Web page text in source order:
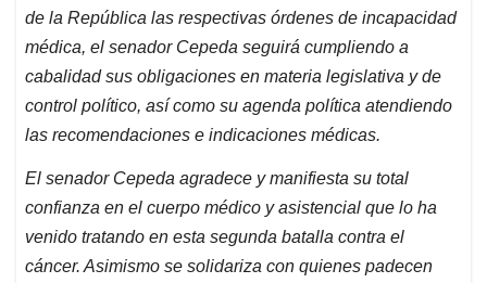
de la República las respectivas órdenes de incapacidad
médica, el senador Cepeda seguirá cumpliendo a
cabalidad sus obligaciones en materia legislativa y de
control político, así como su agenda política atendiendo
las recomendaciones e indicaciones médicas.
El senador Cepeda agradece y manifiesta su total
confianza en el cuerpo médico y asistencial que lo ha
venido tratando en esta segunda batalla contra el
cáncer. Asimismo se solidariza con quienes padecen